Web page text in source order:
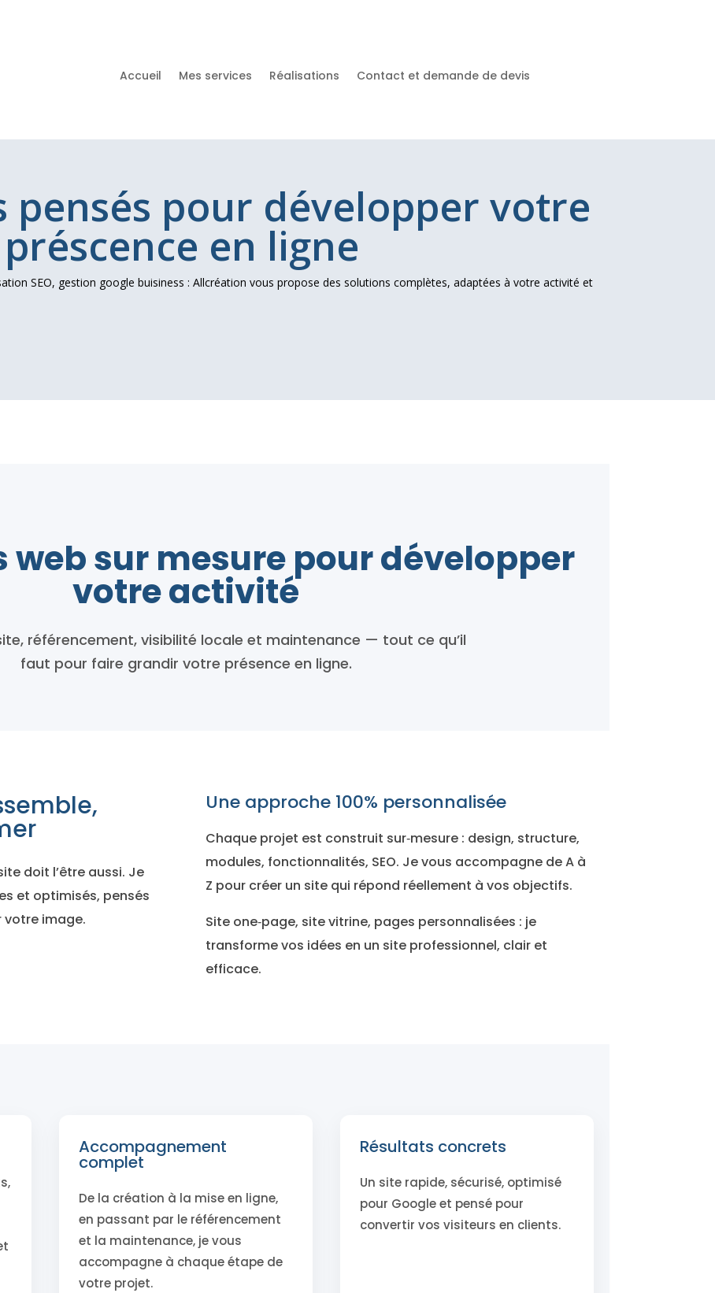
Accueil Mes services Réalisations Contact et demande de devis
pensés pour développer votre
préscence en ligne
SEO, gestion google buisiness : Allcréation vous propose des solutions complètes, adaptées à votre activité et
web sur mesure pour développer
votre activité
référencement, visibilité locale et maintenance — tout ce qu’il
faut pour faire grandir votre présence en ligne.
doit l’être aussi. Je
et optimisés, pensés
image.
Une approche 100% personnalisée
Chaque projet est construit sur‑mesure : design, structure,
modules, fonctionnalités, SEO. Je vous accompagne de A à
Z pour créer un site qui répond réellement à vos objectifs.
Site one‑page, site vitrine, pages personnalisées : je
transforme vos idées en un site professionnel, clair et
efficace.
Accompagnement
complet
De la création à la mise en ligne,
en passant par le référencement
et la maintenance, je vous
accompagne à chaque étape de
votre projet.
Résultats concrets
Un site rapide, sécurisé, optimisé
pour Google et pensé pour
convertir vos visiteurs en clients.